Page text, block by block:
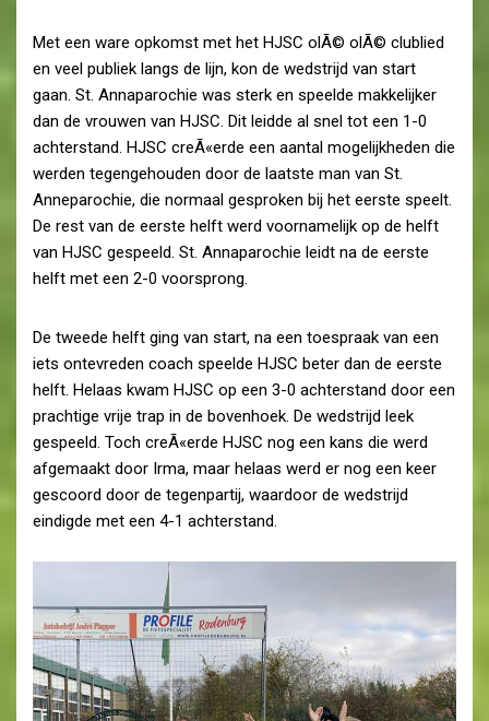
Met een ware opkomst met het HJSC olÃ© olÃ© clublied
en veel publiek langs de lijn, kon de wedstrijd van start
gaan. St. Annaparochie was sterk en speelde makkelijker
dan de vrouwen van HJSC. Dit leidde al snel tot een 1-0
achterstand. HJSC creÃ«erde een aantal mogelijkheden die
werden tegengehouden door de laatste man van St.
Anneparochie, die normaal gesproken bij het eerste speelt.
De rest van de eerste helft werd voornamelijk op de helft
van HJSC gespeeld. St. Annaparochie leidt na de eerste
helft met een 2-0 voorsprong.
De tweede helft ging van start, na een toespraak van een
iets ontevreden coach speelde HJSC beter dan de eerste
helft. Helaas kwam HJSC op een 3-0 achterstand door een
prachtige vrije trap in de bovenhoek. De wedstrijd leek
gespeeld. Toch creÃ«erde HJSC nog een kans die werd
afgemaakt door Irma, maar helaas werd er nog een keer
gescoord door de tegenpartij, waardoor de wedstrijd
eindigde met een 4-1 achterstand.